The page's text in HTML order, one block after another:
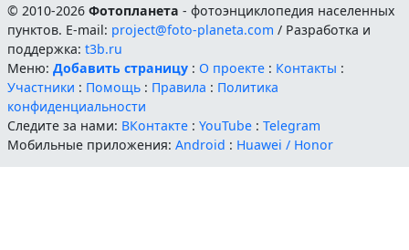
© 2010-2026Фотопланета - фотоэнциклопедия населенных
пунктов. E-mail: project@foto-planeta.com / Разработка и
поддержка:t3b.ru
Меню:Добавить страницу : О проекте : Контакты :
Участники : Помощь : Правила : Политика
конфиденциальности
Следите за нами: ВКонтакте :YouTube :Telegram
Мобильные приложения:Android : Huawei / Honor